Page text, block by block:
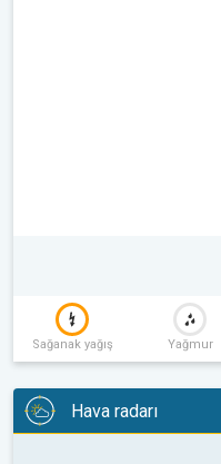
Sağanak yağış Yağmur
Hava radarı